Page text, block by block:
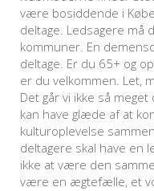
være bosiddende i
deltage. Ledsagere må
kommuner. En
deltage. Er du 65+ og
er du velkommen. Let,
Det går vi ikke så
kan have glæde af at
kulturoplevelse
deltagere skal have en
ikke at være den
være en ægtefælle, et